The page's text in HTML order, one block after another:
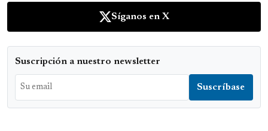
Síganos en X
Suscripción a nuestro newsletter